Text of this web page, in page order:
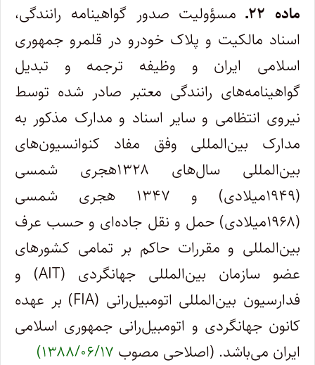
ماده ۲۲ـ
مسؤولیت صدور گواهینامه رانندگی،
اسناد مالکیت و پلاک خودرو در قلمرو جمهوری
اسلامی ایران و وظیفه ترجمه و تبدیل
گواهینامه‌های رانندگی معتبر صادر شده توسط
نیروی انتظامی و سایر اسناد و مدارک مذکور به
مدارک بین‌المللی وفق مفاد کنوانسیون‌های
بین‌المللی سال‌های ۱۳۲۸هجری شمسی
(۱۹۴۹میلادی) و ۱۳۴۷ هجری شمسی
(۱۹۶۸میلادی) حمل و نقل جاده‌ای و حسب عرف
بین‌المللی و مقررات حاکم بر تمامی کشورهای
عضو سازمان بین‌المللی جهانگردی (AIT) و
فدارسیون بین‌المللی اتومبیل‌رانی (FIA) بر عهده
کانون جهانگردی و اتومبیل‌رانی جمهوری اسلامی
ایران می‌باشد. (اصلاحی مصوب ۱۳۸۸/۰۶/۱۷)